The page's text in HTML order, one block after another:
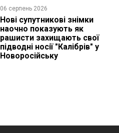
06 серпень 2026
Нові супутникові знімки
наочно показують як
рашисти захищають свої
підводні носії "Калібрів" у
Новоросійську